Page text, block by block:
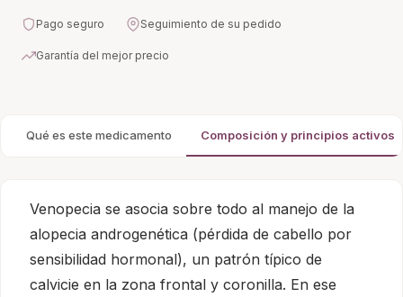
Pago seguro Seguimiento de su pedido
Garantía del mejor precio
Qué es este medicamento Composición y principios activos
Venopecia se asocia sobre todo al manejo de la
alopecia androgenética (pérdida de cabello por
sensibilidad hormonal), un patrón típico de
calvicie en la zona frontal y coronilla. En ese